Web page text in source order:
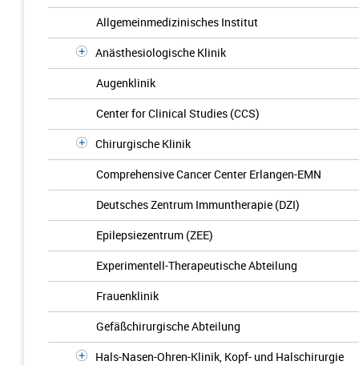
Allgemeinmedizinisches Institut
Anästhesiologische Klinik
Augenklinik
Center for Clinical Studies (CCS)
Chirurgische Klinik
Comprehensive Cancer Center Erlangen-EMN
Deutsches Zentrum Immuntherapie (DZI)
Epilepsiezentrum (ZEE)
Experimentell-Therapeutische Abteilung
Frauenklinik
Gefäßchirurgische Abteilung
Hals-Nasen-Ohren-Klinik, Kopf- und Halschirurgie